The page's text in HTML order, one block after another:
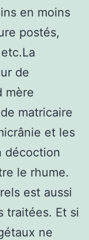
en moins
postés,
de
mère
matricaire
et les
décoction
le rhume.
est aussi
traitées. Et si
ne